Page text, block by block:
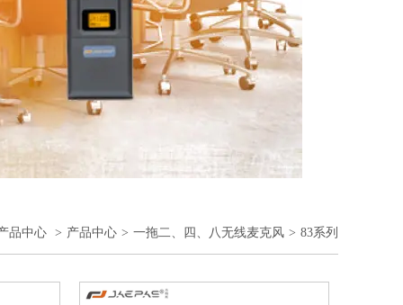
品中心 > 产品中心 > 一拖二、四、八无线麦克风 > 83系列